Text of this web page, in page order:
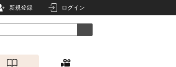
新規登録 ログイン